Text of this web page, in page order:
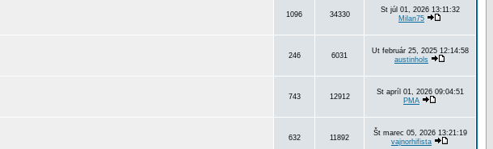
1096 34330
St júl 01, 2026 13:11:32
Milan75
246 6031
Ut február 25, 2025 12:14:58
austinhols
743 12912
St apríl 01, 2026 09:04:51
PMA
632 11892
Št marec 05, 2026 13:21:19
vajnorhifista